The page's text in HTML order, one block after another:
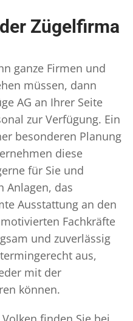
Zügelfirma
ganze Firmen und
müssen, dann
AG an Ihrer Seite
zur Verfügung. Ein
besonderen Planung
diese
für Sie und
Anlagen, das
Ausstattung an den
Fachkräfte
und zuverlässig
aus,
mit der
können.